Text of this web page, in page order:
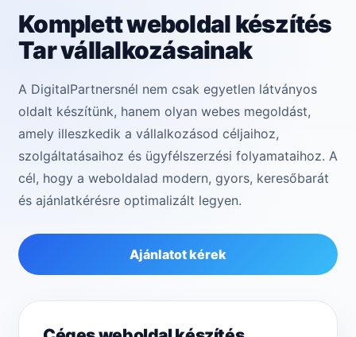
Komplett weboldal készítés
Tar vállalkozásainak
A DigitalPartnersnél nem csak egyetlen látványos
oldalt készítünk, hanem olyan webes megoldást,
amely illeszkedik a vállalkozásod céljaihoz,
szolgáltatásaihoz és ügyfélszerzési folyamataihoz. A
cél, hogy a weboldalad modern, gyors, keresőbarát
és ajánlatkérésre optimalizált legyen.
Ajánlatot kérek